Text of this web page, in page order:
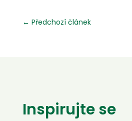
← Předchozí článek
Inspirujte se